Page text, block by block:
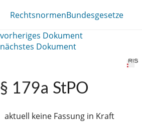
RechtsnormenBundesgesetze
vorheriges Dokument
nächstes Dokument
§ 179a StPO
aktuell keine Fassung in Kraft